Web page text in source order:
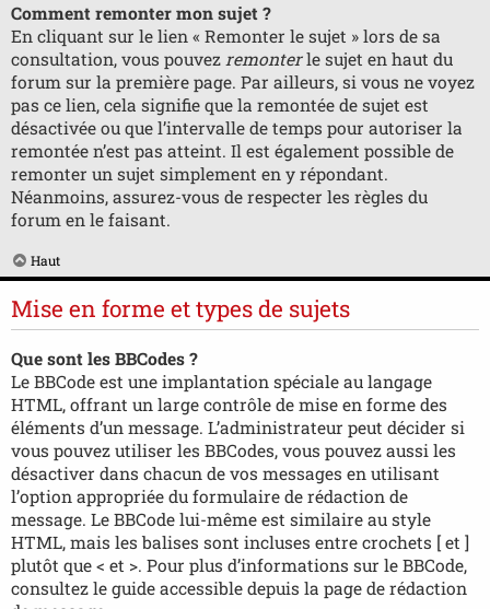
Comment remonter mon sujet ?
En cliquant sur le lien « Remonter le sujet » lors de sa
consultation, vous pouvez remonterle sujet en haut du
forum sur la première page. Par ailleurs, si vous ne voyez
pas ce lien, cela signifie que la remontée de sujet est
désactivée ou que l’intervalle de temps pour autoriser la
remontée n’est pas atteint. Il est également possible de
remonter un sujet simplement en y répondant.
Néanmoins, assurez-vous de respecter les règles du
forum en le faisant.
Haut
Mise en forme et types de sujets
Que sont les BBCodes ?
Le BBCode est une implantation spéciale au langage
HTML, offrant un large contrôle de mise en forme des
éléments d’un message. L’administrateur peut décider si
vous pouvez utiliser les BBCodes, vous pouvez aussi les
désactiver dans chacun de vos messages en utilisant
l’option appropriée du formulaire de rédaction de
message. Le BBCode lui-même est similaire au style
HTML, mais les balises sont incluses entre crochets [ et ]
plutôt que < et >. Pour plus d’informations sur le BBCode,
consultez le guide accessible depuis la page de rédaction